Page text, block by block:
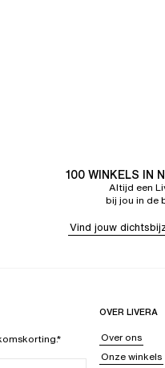
100 WINKELS IN
Altijd een
bij jou in de
Vind jouw
OVER LIVERA
Over ons
Onze winkels